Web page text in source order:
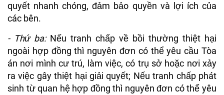
quyết nhanh chóng, đảm bảo quyền và lợi ích của
các bên.
- Thứ ba:Nếu tranh chấp về bồi thường thiệt hại
ngoài hợp đồng thì nguyên đơn có thể yêu cầu Tòa
án nơi mình cư trú, làm việc, có trụ sở hoặc nơi xảy
ra việc gây thiệt hại giải quyết; Nếu tranh chấp phát
sinh từ quan hệ hợp đồng thì nguyên đơn có thể yêu